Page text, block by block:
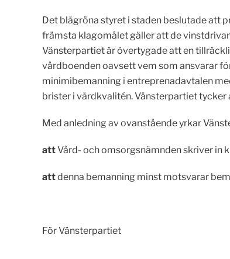
Det blågröna styret i staden beslutade att
främsta klagomålet gäller att de
Vänsterpartiet är övertygade att en
vårdboenden oavsett vem som ansvarar
minimibemanning i entreprenadavtalen
brister i vårdkvalitén. Vänsterpartiet
Med anledning av ovanstående yrkar
attVård- och omsorgsnämnden skriver in
attdenna bemanning minst motsvarar
För Vänsterpartiet